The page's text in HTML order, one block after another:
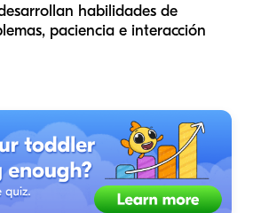
habilidades de
paciencia e interacción